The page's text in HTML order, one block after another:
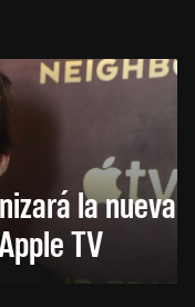
la nueva
TV